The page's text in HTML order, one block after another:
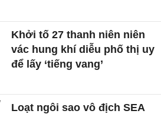
Khởi tố 27 thanh niên niên
vác hung khí diễu phố thị uy
để lấy ‘tiếng vang’
Loạt ngôi sao vô địch SEA